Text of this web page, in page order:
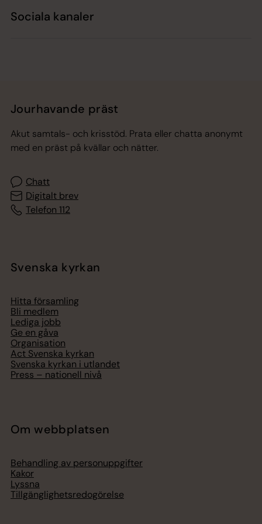
Sociala kanaler
Jourhavande präst
Akut samtals- och krisstöd. Prata eller chatta anonymt
med en präst på kvällar och nätter.
Chatt
Digitalt brev
Telefon 112
Svenska kyrkan
Hitta församling
Bli medlem
Lediga jobb
Ge en gåva
Organisation
Act Svenska kyrkan
Svenska kyrkan i utlandet
Press – nationell nivå
Om webbplatsen
Behandling av personuppgifter
Kakor
Lyssna
Tillgänglighetsredogörelse